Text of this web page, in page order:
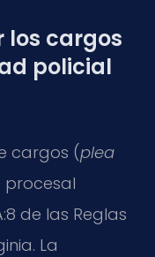
los cargos
policial
cargos (plea
procesal
de las Reglas
La